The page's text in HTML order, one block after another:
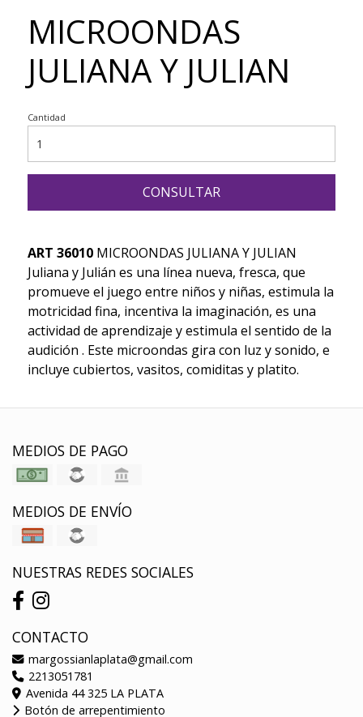
MICROONDAS
JULIANA Y JULIAN
Cantidad
CONSULTAR
ART 36010MICROONDAS JULIANA Y JULIAN
Juliana y Julián es una línea nueva, fresca, que
promueve el juego entre niños y niñas, estimula la
motricidad fina, incentiva la imaginación, es una
actividad de aprendizaje y estimula el sentido de la
audición . Este microondas gira con luz y sonido, e
incluye cubiertos, vasitos, comiditas y platito.
MEDIOS DE PAGO
MEDIOS DE ENVÍO
NUESTRAS REDES SOCIALES
CONTACTO
margossianlaplata@gmail.com
2213051781
Avenida 44 325 LA PLATA
Botón de arrepentimiento